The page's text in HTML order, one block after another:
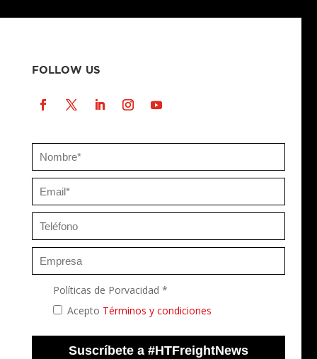
FOLLOW US
Políticas de Porvacidad *
Acepto Términos y condiciones